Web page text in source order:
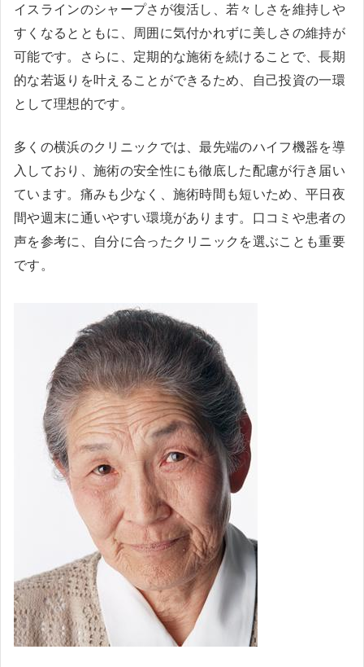
イスラインのシャープさが復活し、若々しさを維持しや
すくなるとともに、周囲に気付かれずに美しさの維持が
可能です。さらに、定期的な施術を続けることで、長期
的な若返りを叶えることができるため、自己投資の一環
として理想的です。
多くの横浜のクリニックでは、最先端のハイフ機器を導
入しており、施術の安全性にも徹底した配慮が行き届い
ています。痛みも少なく、施術時間も短いため、平日夜
間や週末に通いやすい環境があります。口コミや患者の
声を参考に、自分に合ったクリニックを選ぶことも重要
です。